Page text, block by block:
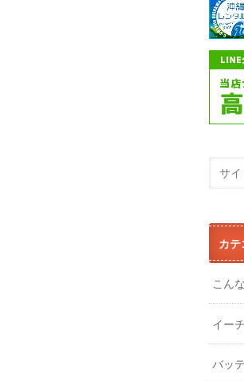
カテ
こん
イー
バッ